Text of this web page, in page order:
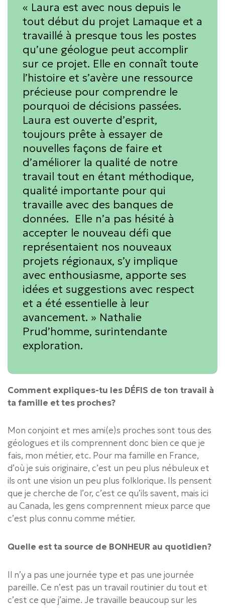
« Laura est avec nous depuis le
tout début du projet Lamaque et a
travaillé à presque tous les postes
qu’une géologue peut accomplir
sur ce projet. Elle en connaît toute
l’histoire et s’avère une ressource
précieuse pour comprendre le
pourquoi de décisions passées.
Laura est ouverte d’esprit,
toujours prête à essayer de
nouvelles façons de faire et
d’améliorer la qualité de notre
travail tout en étant méthodique,
qualité importante pour qui
travaille avec des banques de
données. Elle n’a pas hésité à
accepter le nouveau défi que
représentaient nos nouveaux
projets régionaux, s’y implique
avec enthousiasme, apporte ses
idées et suggestions avec respect
et a été essentielle à leur
avancement. » Nathalie
Prud’homme, surintendante
exploration.
Comment expliques-tu les DÉFIS de ton travail à
ta famille et tes proches?
Mon conjoint et mes ami(e)s proches sont tous des
géologues et ils comprennent donc bien ce que je
fais, mon métier, etc. Pour ma famille en France,
d’où je suis originaire, c’est un peu plus nébuleux et
ils ont une vision un peu plus folklorique. Ils pensent
que je cherche de l’or, c’est ce qu’ils savent, mais ici
au Canada, les gens comprennent mieux parce que
c’est plus connu comme métier.
Quelle est ta source de BONHEUR au quotidien?
Il n’y a pas une journée type et pas une journée
pareille. Ce n’est pas un travail routinier du tout et
c’est ce que j’aime. Je travaille beaucoup sur les